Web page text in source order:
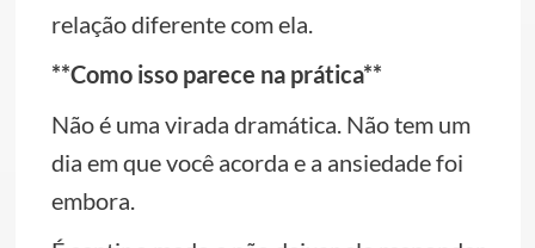
relação diferente com ela.
**Como isso parece na prática**
Não é uma virada dramática. Não tem um
dia em que você acorda e a ansiedade foi
embora.